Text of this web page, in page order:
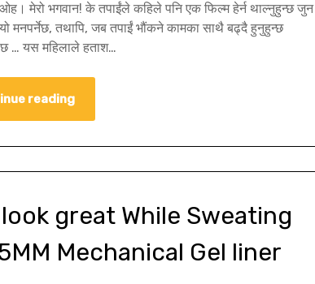
मेरो भगवान! के तपाईंले कहिले पनि एक फिल्म हेर्न थाल्नुहुन्छ जुन
यो मनपर्नेछ, तथापि, जब तपाईं भौंकने कामका साथै बढ्दै हुनुहुन्छ
छ … यस महिलाले हताश…
reading
great While Sweating
Mechanical Gel liner